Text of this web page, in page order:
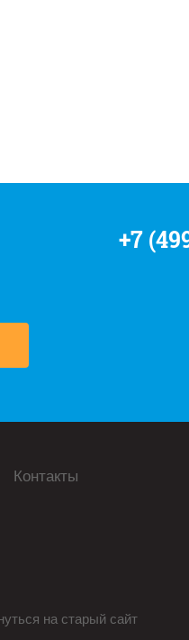
+7
Контакты
на старый сайт